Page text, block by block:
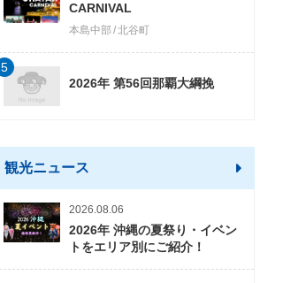
CARNIVAL
本島中部 北谷町
2026年 第56回那覇大綱挽
5
観光ニュース
2026.08.06
2026年 沖縄の夏祭り・イベン
トをエリア別にご紹介！